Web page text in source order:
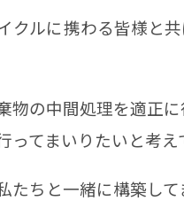
クルに携わる皆様と
物の中間処理を適正
てまいりたいと考え
ちと一緒に構築して